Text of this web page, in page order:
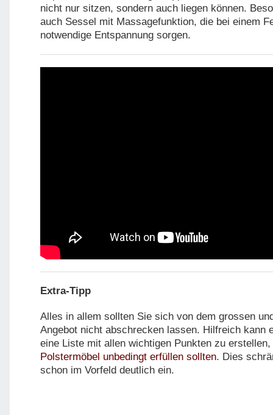
nicht nur sitzen, sondern auch liegen können.
auch Sessel mit Massagefunktion, die bei einem
notwendige Entspannung sorgen.
Extra-Tipp
Alles in allem sollten Sie sich von dem grossen
Angebot nicht abschrecken lassen. Hilfreich kann
eine Liste mit allen wichtigen Punkten zu erstellen,
Polstermöbel unbedingt erfüllen sollten. Dies
schon im Vorfeld deutlich ein.